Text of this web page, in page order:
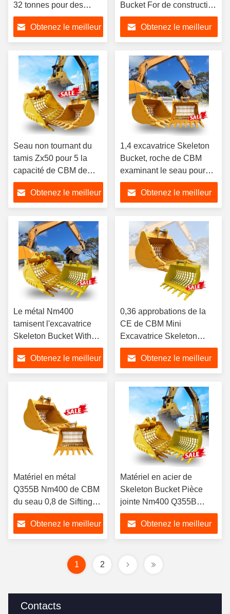
Contacts
32 tonnes pour des
machines de
construction
Obtenez le meilleur
Bucket For de construction
excavation de 5 tonnes
Obtenez le meilleur
Seau non tournant du
tamis Zx50 pour 5 la
capacité de CBM de
l'excavatrice 0,6 de
tonneObtenez le meilleur
1,4 excavatrice Skeleton
Bucket, roche de CBM
examinant le seau pour
l'excavatrice Pc 300
Zx300Obtenez le meilleur
Le métal Nm400
tamisent l'excavatrice
Skeleton Bucket With
0,8 CBM Volumn
Obtenez le meilleur
0,36 approbations de la
CE de CBM Mini
Excavatrice Skeleton
Bucket For PC306D
EC35DObtenez le meilleur
Matériel en métal
Q355B Nm400 de CBM
du seau 0,8 de Sifting
Rock Sieve
d'excavatrice
Obtenez le meilleur
Matériel en acier de
Skeleton Bucket Pièce
jointe Nm400 Q355B
d'excavatrice de pelle rétro
Obtenez le meilleur
1 2